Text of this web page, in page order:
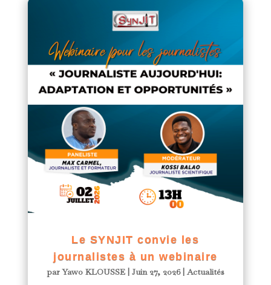
Le SYNJIT convie les
journalistes à un webinaire
parYawo KLOUSSE| Juin 27, 2026|Actualités